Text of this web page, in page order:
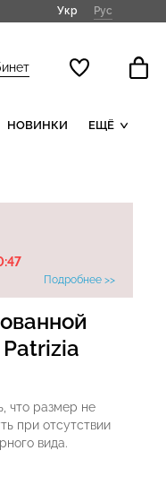
Укр Рус
НОВИНКИ ЕЩЁ
Подробнее >>
что размер не
при отсутствии
вида.